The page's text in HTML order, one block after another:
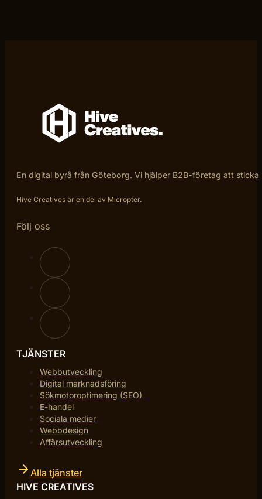
En digital byrå från Göteborg. Vi hjälper B2B-företag att
Hive Creatives är en del av Micropter.
Följ oss
TJÄNSTER
Webbutveckling
Digital marknadsföring
Sökmotoroptimering (SEO)
E-handel
Sociala medier
Webbdesign
Affärsutveckling
Alla tjänster
HIVE CREATIVES